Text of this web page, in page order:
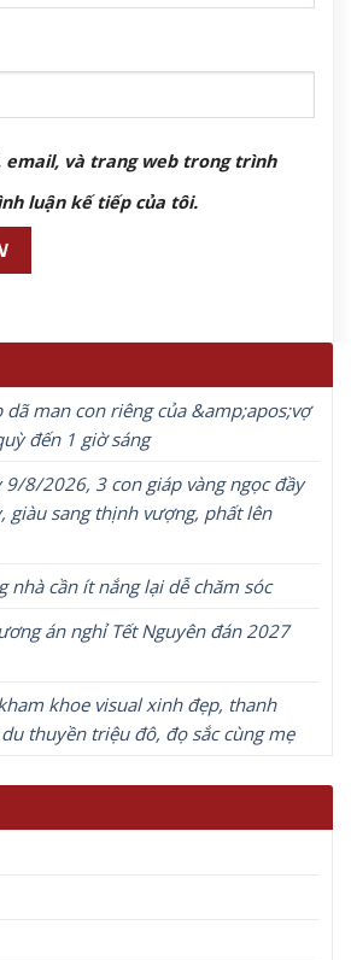
email, và trang web trong trình
luận kế tiếp của tôi.
man con riêng của &amp;apos;vợ
đến 1 giờ sáng
8/2026, 3 con giáp vàng ngọc đầy
giàu sang thịnh vượng, phất lên
nhà cần ít nắng lại dễ chăm sóc
án nghỉ Tết Nguyên đán 2027
khoe visual xinh đẹp, thanh
thuyền triệu đô, đọ sắc cùng mẹ